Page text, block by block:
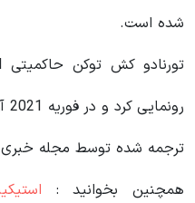
شده است.
رونمایی کرد و در فوریه 2021 آن را در اختیار کاربران قرار داد.
ترجمه شده توسط مجله خبری
همچنین بخوانید :